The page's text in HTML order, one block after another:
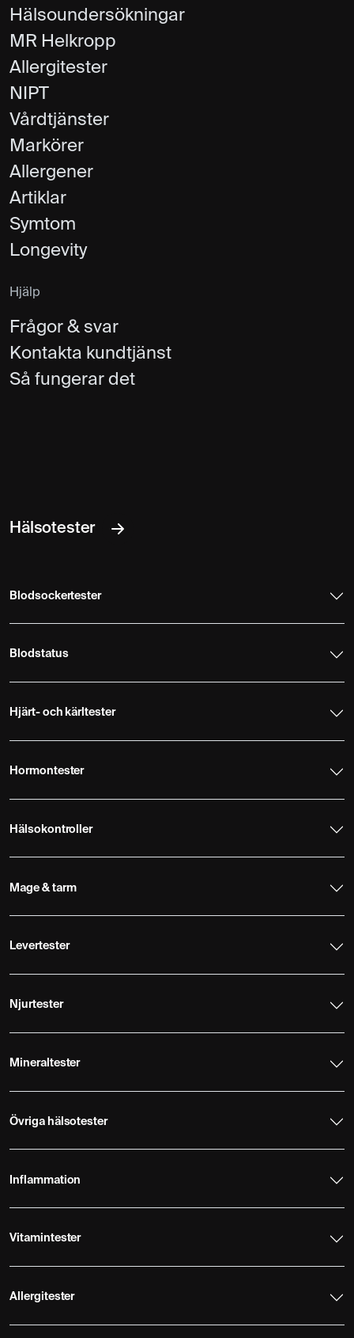
Hälsoundersökningar
MR Helkropp
Allergitester
NIPT
Vårdtjänster
Markörer
Allergener
Artiklar
Symtom
Longevity
Hjälp
Frågor & svar
Kontakta kundtjänst
Så fungerar det
Hälsotester
Blodsockertester
Blodstatus
Hjärt- och kärltester
Hormontester
Hälsokontroller
Mage & tarm
Levertester
Njurtester
Mineraltester
Övriga hälsotester
Inflammation
Vitamintester
Allergitester